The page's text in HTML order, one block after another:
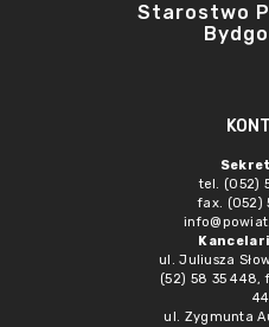
Starostwo
tel. (052)
fax. (052)
ul. Juliusza
(52) 58 35 448,
ul. Zygmunta